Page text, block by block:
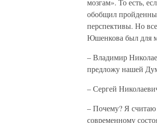
мозгам». То есть,
обобщил
перспективы. Но
Юшенкова был для
– Владимир
предложу нашей
– Сергей
– Почему? Я
современному